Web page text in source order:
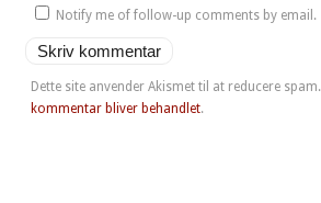
Notify me of follow-up comments by email.
Dette site anvender Akismet til at reducere spam.
kommentar bliver behandlet.